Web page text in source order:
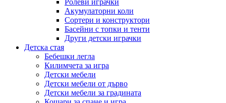
Ролеви играчки
Акумулаторни коли
Сортери и конструктори
Басейни с топки и тенти
Други детски играчки
Детска стая
Бебешки легла
Килимчета за игра
Детски мебели
Детски мебели от дърво
Детски мебели за градината